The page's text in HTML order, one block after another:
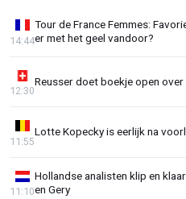
Tour de France Femmes:
er met het geel vandoor?
14:44
Reusser doet boekje open
12:30
Lotte Kopecky is eerlijk na
11:55
Hollandse analisten klip en
en Gery
11:10